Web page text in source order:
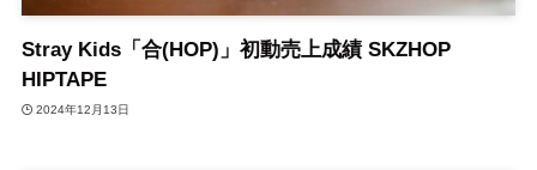
Stray Kids「合(HOP)」初動売上成績 SKZHOP
HIPTAPE
2024年12月13日